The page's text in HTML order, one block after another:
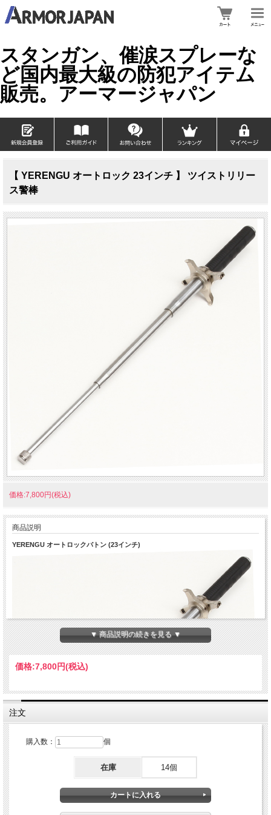
スタンガン、催涙スプレーな
ど国内最大級の防犯アイテム
販売。アーマージャパン
【 YERENGU オートロック 23インチ 】 ツイストリリー
ス警棒
価格:7,800円(税込)
商品説明
YERENGU オートロックバトン (23インチ)
▼ 商品説明の続きを見る ▼
価格:7,800円(税込)
注文
購入数： 個
在庫 14個